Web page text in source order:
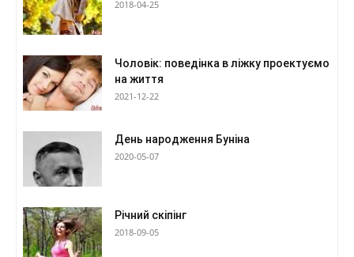
2018-04-25
Чоловік: поведінка в ліжку проектуємо
на життя
2021-12-22
День народження Буніна
2020-05-07
Річний скіпінг
2018-09-05